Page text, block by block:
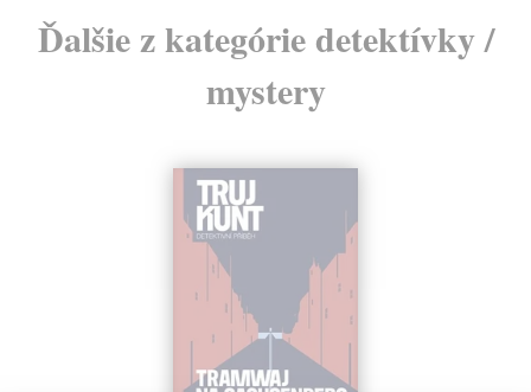
Ďalšie z kategórie detektívky /
mystery